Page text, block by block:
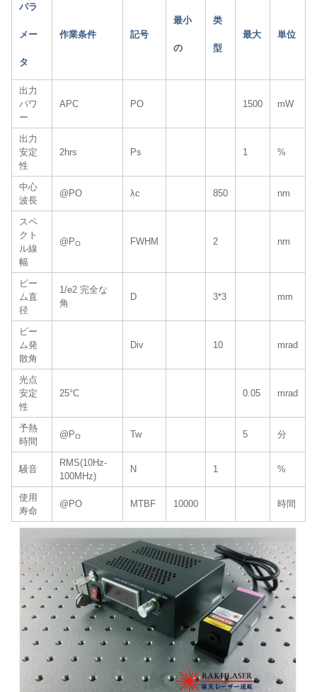
パラ
メー
タ
作業条件 記号
最小
の
类
型
最大 単位
出力
パワ
ー
APC PO 1500 mW
出力
安定
性
2hrs Ps 1 %
中心
波長
@PO λc 850 nm
スペ
クト
ル線
幅
@PO FWHM 2 nm
ビー
ム直
径
1/e2 完全な
角
D 3*3 mm
ビー
ム発
散角
Div 10 mrad
光点
安定
性
25°C 0.05 mrad
予熱
時間
@PO Tw 5 分
騒音
RMS(10Hz-
100MHz)
N 1 %
使用
寿命
@PO MTBF 10000 時間